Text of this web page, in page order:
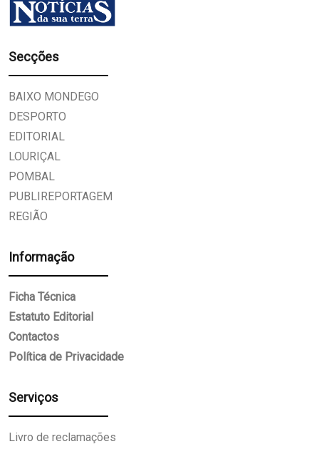
Secções
BAIXO MONDEGO
DESPORTO
EDITORIAL
LOURIÇAL
POMBAL
PUBLIREPORTAGEM
REGIÃO
Informação
Ficha Técnica
Estatuto Editorial
Contactos
Política de Privacidade
Serviços
Livro de reclamações